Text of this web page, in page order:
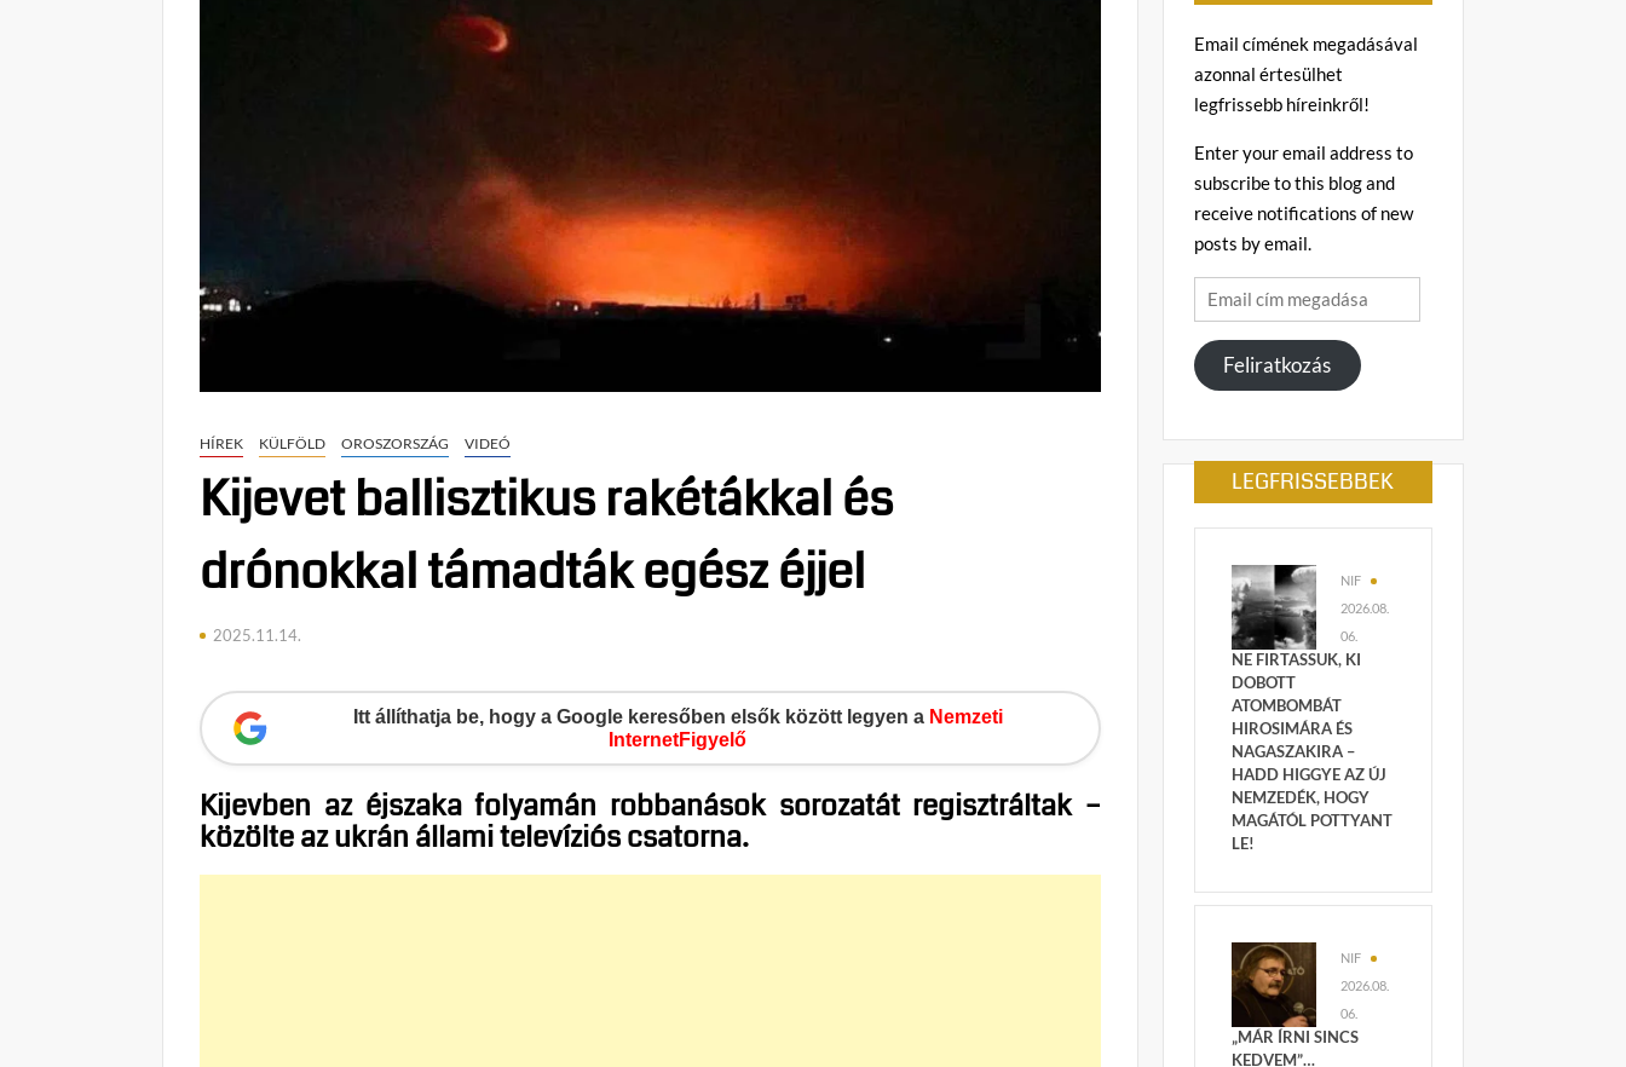
HÍREK KÜLFÖLD OROSZORSZÁG VIDEÓ
Kijevet ballisztikus rakétákkal és
drónokkal támadták egész éjjel
2025.11.14.
Itt állíthatja be, hogy a Google keresőben elsők között legyen a Nemzeti
InternetFigyelő
Kijevben az éjszaka folyamán robbanások sorozatát regisztráltak –
közölte az ukrán állami televíziós csatorna.
Email címének megadásával
azonnal értesülhet
legfrissebb híreinkről!
Enter your email address to
subscribe to this blog and
receive notifications of new
posts by email.
Email
cím
megadása
Feliratkozás
LEGFRISSEBBEK
NIF
2026.08.
06.
NE FIRTASSUK, KI
DOBOTT
ATOMBOMBÁT
HIROSIMÁRA ÉS
NAGASZAKIRA –
HADD HIGGYE AZ ÚJ
NEMZEDÉK, HOGY
MAGÁTÓL POTTYANT
LE!
NIF
2026.08.
06.
„MÁR ÍRNI SINCS
KEDVEM”…